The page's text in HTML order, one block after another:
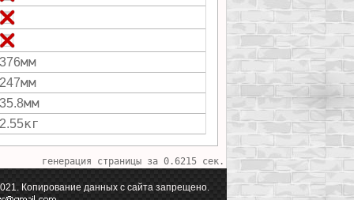
376мм
247мм
35.8мм
2.55кг
генерация страницы за 0.6215 сек.
Копирование данных с сайта запрещено.